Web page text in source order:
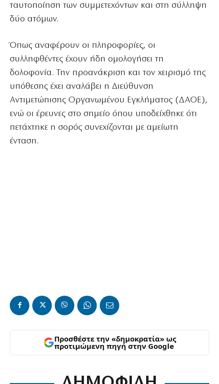
ταυτοποίηση των συμμετεχόντων και στη σύλληψη
δύο ατόμων.
Όπως αναφέρουν οι πληροφορίες, οι
συλληφθέντες έχουν ήδη ομολογήσει τη
δολοφονία. Την προανάκριση και τον χειρισμό της
υπόθεσης έχει αναλάβει η Διεύθυνση
Αντιμετώπισης Οργανωμένου Εγκλήματος (ΔΑΟΕ),
ενώ οι έρευνες στο σημείο όπου υποδείχθηκε ότι
πετάχτηκε η σορός συνεχίζονται με αμείωτη
ένταση.
Προσθέστε την «δημοκρατία» ως
προτιμώμενη πηγή στην Google